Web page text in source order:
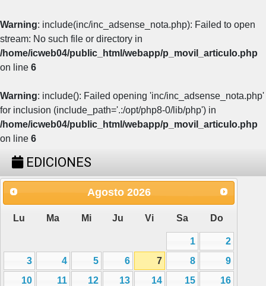
Warning: include(inc/inc_adsense_nota.php): Failed to open
stream: No such file or directory in
/home/icweb04/public_html/webapp/p_movil_articulo.php
on line 6
Warning: include(): Failed opening 'inc/inc_adsense_nota.php'
for inclusion (include_path='.:/opt/php8-0/lib/php') in
/home/icweb04/public_html/webapp/p_movil_articulo.php
on line 6
EDICIONES
Agosto 2026
Lu Ma Mi Ju Vi Sa Do
1
2
3
4 5 6 7 8
9
10
11 12 13 14 15
16